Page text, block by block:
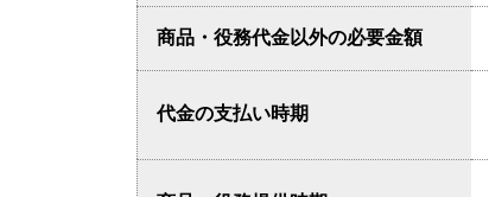
商品・役務代金以外の必要金額
代金の支払い時期